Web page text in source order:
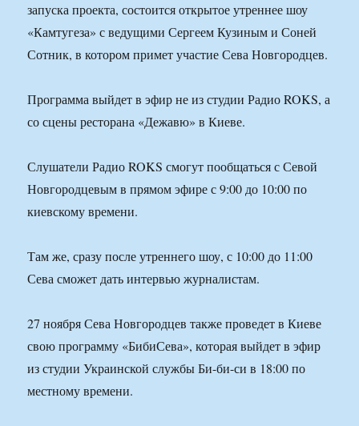
запуска проекта, состоится открытое утреннее шоу
«Камтугеза» с ведущими Сергеем Кузиным и Соней
Сотник, в котором примет участие Сева Новгородцев.
Программа выйдет в эфир не из студии Радио ROKS, а
со сцены ресторана «Дежавю» в Киеве.
Слушатели Радио ROKS смогут пообщаться с Севой
Новгородцевым в прямом эфире с 9:00 до 10:00 по
киевскому времени.
Там же, сразу после утреннего шоу, с 10:00 до 11:00
Сева сможет дать интервью журналистам.
27 ноября Сева Новгородцев также проведет в Киеве
свою программу «БибиСева», которая выйдет в эфир
из студии Украинской службы Би-би-си в 18:00 по
местному времени.